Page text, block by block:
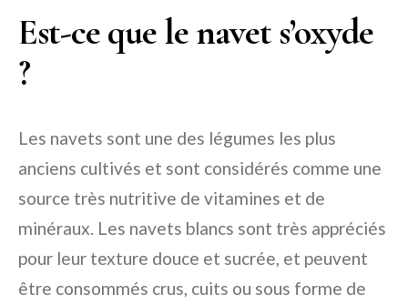
Est-ce que le navet s’oxyde
?
Les navets sont une des légumes les plus
anciens cultivés et sont considérés comme une
source très nutritive de vitamines et de
minéraux. Les navets blancs sont très appréciés
pour leur texture douce et sucrée, et peuvent
être consommés crus, cuits ou sous forme de